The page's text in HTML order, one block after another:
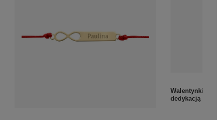
Walentynki:
dedykacją